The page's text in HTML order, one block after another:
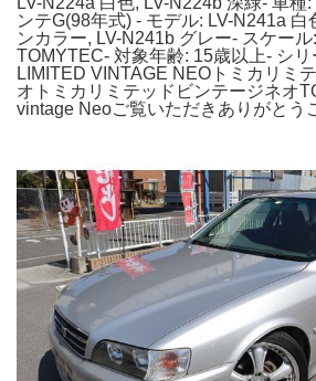
ンテG(98年式) - モデル: LV-N241a 白
ンカラー, LV-N241b グレー- スケー
TOMYTEC- 対象年齢: 15歳以上- シリ
LIMITED VINTAGE NEOトミカリミ
オトミカリミテッドビンテージネオ
vintage Neoご覧いただきありがとう